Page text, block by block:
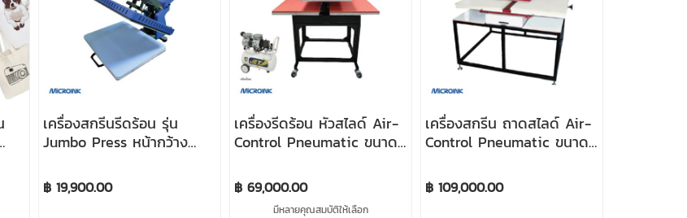
น
เครื่องสกรีนรีดร้อน รุ่น
Jumbo Press หน้ากว้าง
รวมของแถม)
฿ 19,900.00
เครื่องรีดร้อน หัวสไลด์ Air-
Control Pneumatic ขนาด
฿ 69,000.00
มีหลายคุณสมบัติให้เลือก
เครื่องสกรีน ถาดสไลด์ Air-
Control Pneumatic ขนาด
฿ 109,000.00